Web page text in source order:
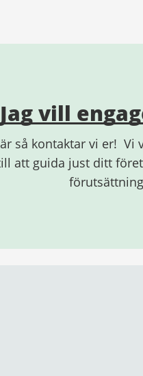
Jag vill
så kontaktar vi er! Vi
att guida just ditt